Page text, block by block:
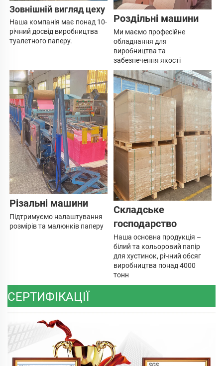
Зовнішній вигляд цеху
Наша компанія має понад 10-
річний досвід виробництва
туалетного паперу.
Роздільні машини
Ми маємо професійне
обладнання для
виробництва та
забезпечення якості
Різальні машини
Підтримуємо налаштування
розмірів та малюнків паперу
Складське
господарство
Наша основна продукція –
білий та кольоровий папір
для хустинок, річний обсяг
виробництва понад 4000
тонн
СЕРТИФІКАЦІЇ